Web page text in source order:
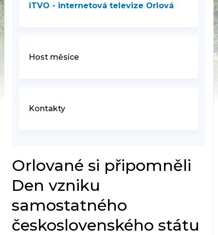
iTVO - internetová televize Orlová
Host měsíce
Kontakty
Orlované si připomněli
Den vzniku
samostatného
československého státu